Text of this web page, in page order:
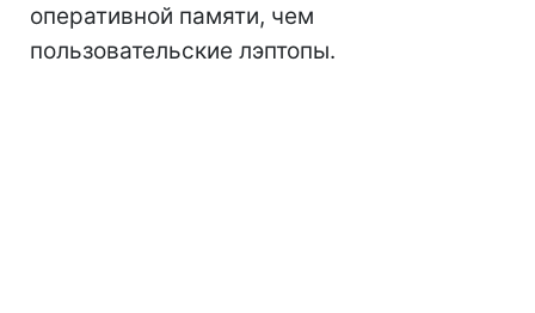
оперативной памяти, чем
пользовательские лэптопы.